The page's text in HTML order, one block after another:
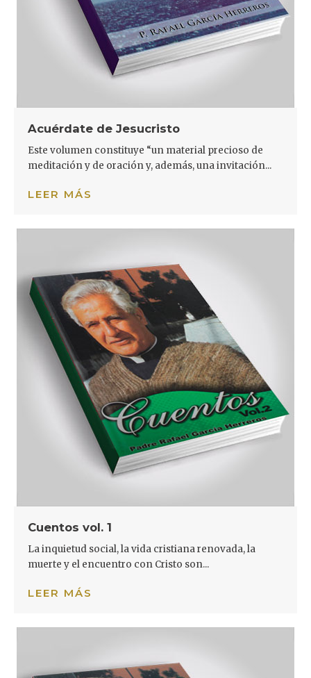
Acuérdate de Jesucristo
Este volumen constituye “un material precioso de
meditación y de oración y, además, una invitación...
LEER MÁS
Cuentos vol. 1
La inquietud social, la vida cristiana renovada, la
muerte y el encuentro con Cristo son...
LEER MÁS